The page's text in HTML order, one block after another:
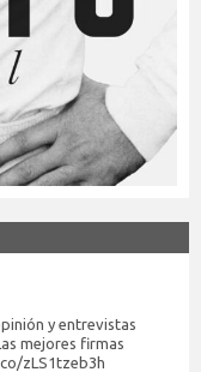
y entrevistas
mejores firmas
zLS1tzeb3h